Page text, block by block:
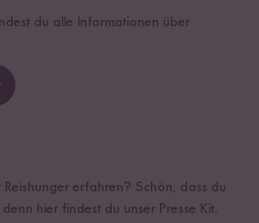
du alle Informationen über
Reishunger erfahren? Schön, dass du
hier findest du unser Presse Kit,